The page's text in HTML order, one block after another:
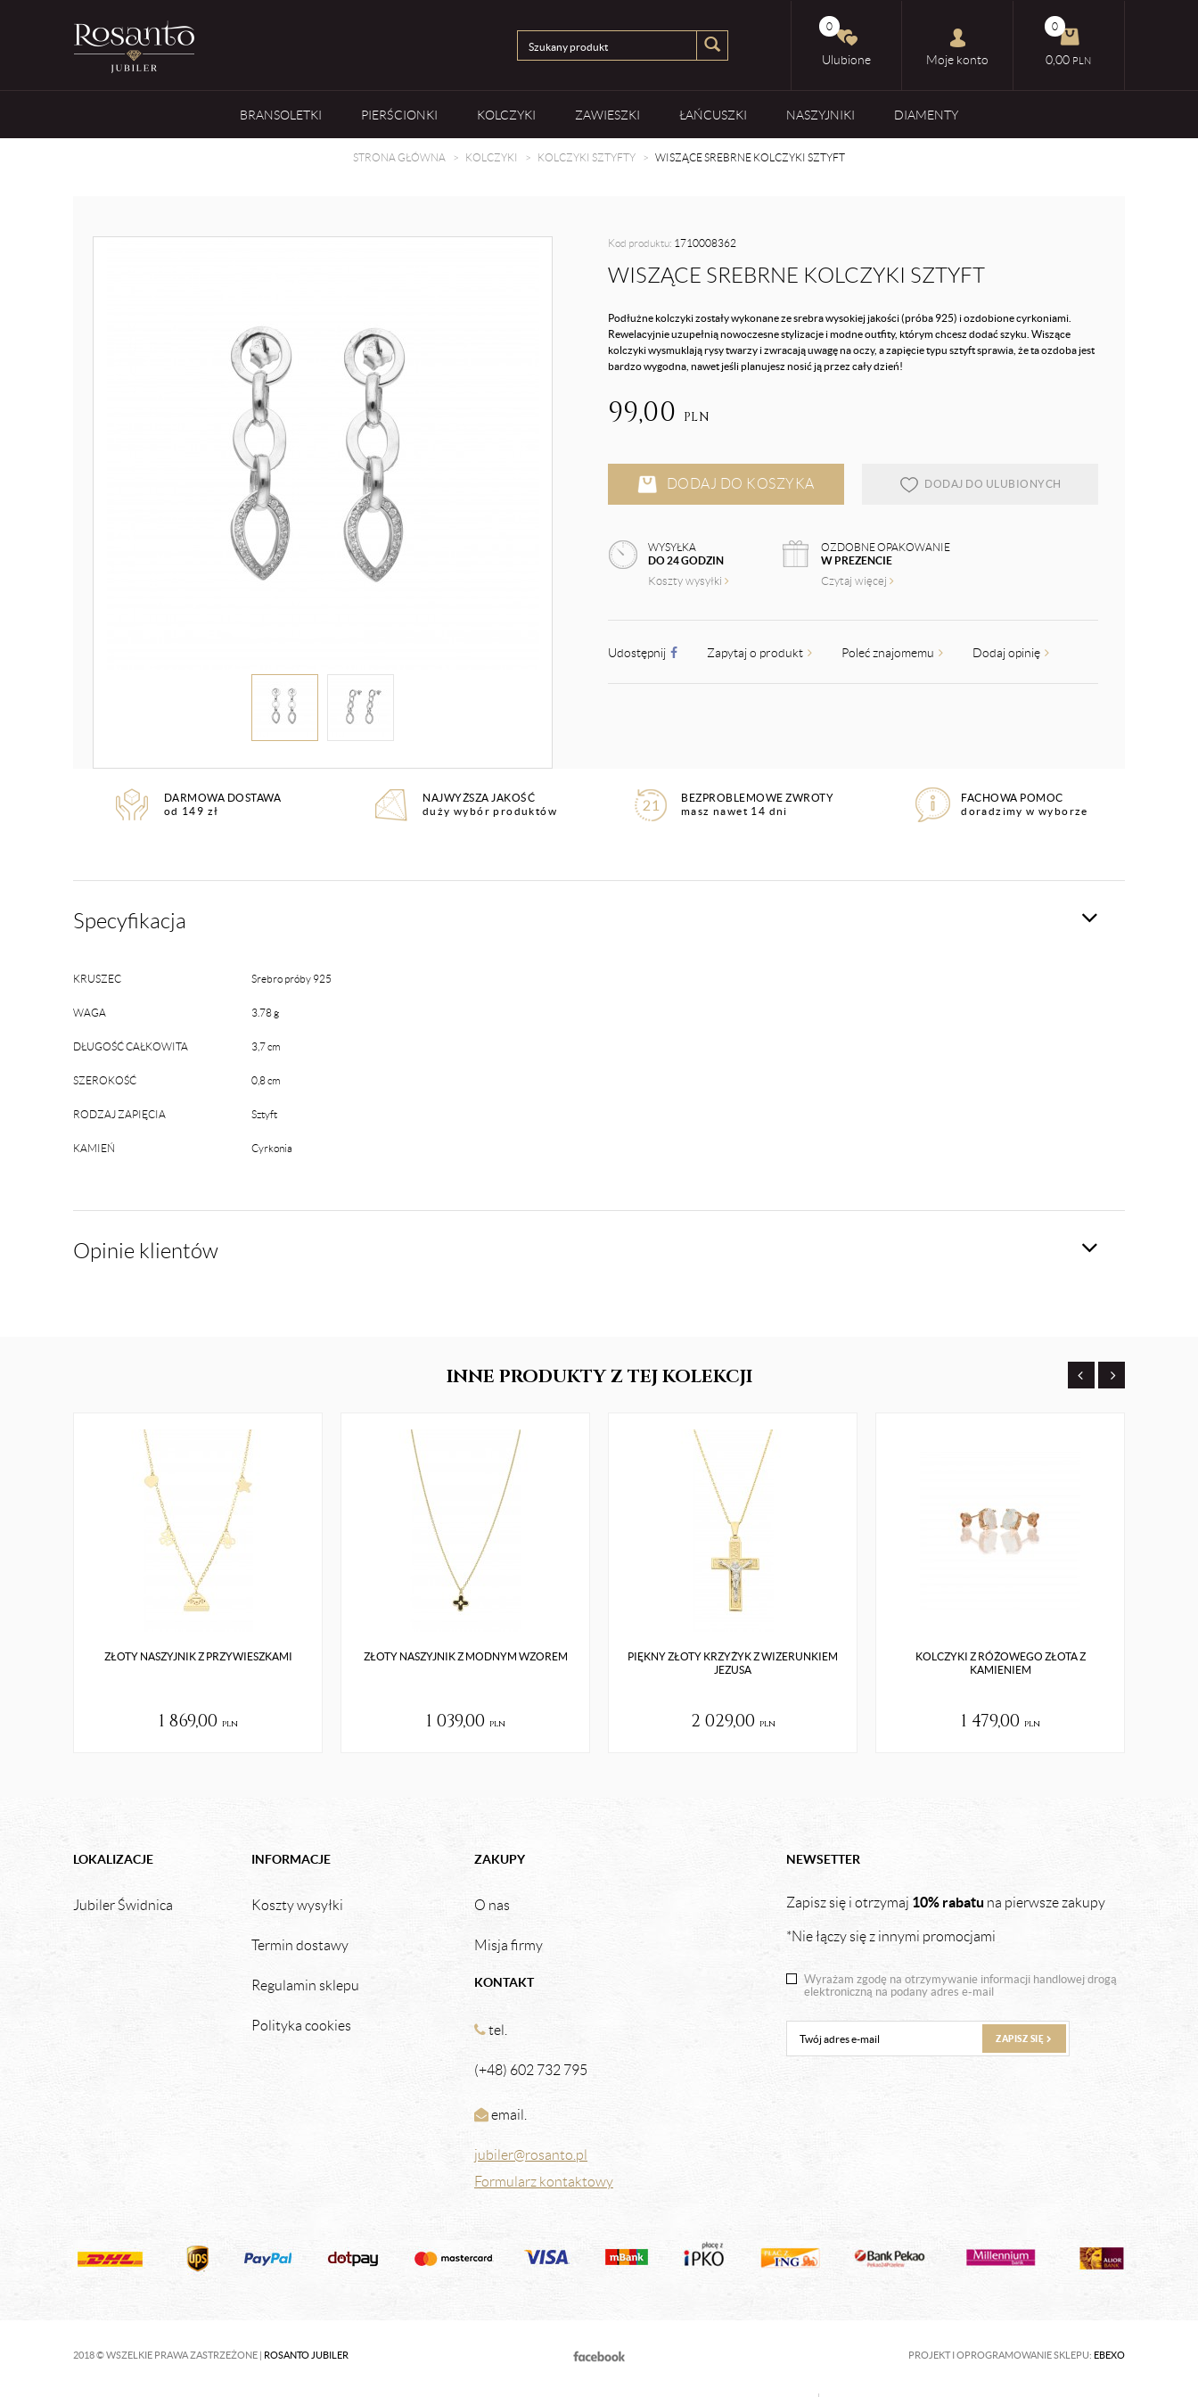
0
Ulubione Moje konto
0
0,00 PLN
BRANSOLETKI PIERŚCIONKI KOLCZYKI ZAWIESZKI ŁAŃCUSZKI NASZYJNIKI DIAMENTY
STRONA GŁÓWNA KOLCZYKI KOLCZYKI SZTYFTY WISZĄCE SREBRNE KOLCZYKI SZTYFT
Kod produktu: 1710008362
WISZĄCE SREBRNE KOLCZYKI SZTYFT
Podłużne kolczyki zostały wykonane ze srebra wysokiej jakości (próba 925) i ozdobione cyrkoniami.
Rewelacyjnie uzupełnią nowoczesne stylizacje i modne outfity, którym chcesz dodać szyku. Wiszące
kolczyki wysmuklają rysy twarzy i zwracają uwagę na oczy, a zapięcie typu sztyft sprawia, że ta ozdoba jest
bardzo wygodna, nawet jeśli planujesz nosić ją przez cały dzień!
99,00 PLN
DODAJ DO KOSZYKA DODAJ DO ULUBIONYCH
WYSYŁKA
DO 24 GODZIN
Koszty wysyłki
OZDOBNE OPAKOWANIE
W PREZENCIE
Czytaj więcej
Udostępnij Zapytaj o produkt Poleć znajomemu Dodaj opinię
DARMOWA DOSTAWA
od 149 zł
NAJWYŻSZA JAKOŚĆ
duży wybór produktów
BEZPROBLEMOWE ZWROTY
masz nawet 14 dni
FACHOWA POMOC
doradzimy w wyborze
Specyfikacja
KRUSZEC Srebro próby 925
WAGA 3.78 g
DŁUGOŚĆ CAŁKOWITA 3,7 cm
SZEROKOŚĆ 0,8 cm
RODZAJ ZAPIĘCIA Sztyft
KAMIEŃ Cyrkonia
Opinie klientów
INNE PRODUKTYZ TEJ KOLEKCJI
ZŁOTY NASZYJNIK Z PRZYWIESZKAMI
1 869,00 pln
ZŁOTY NASZYJNIK Z MODNYM WZOREM
1 039,00 pln
PIĘKNY ZŁOTY KRZYŻYK Z WIZERUNKIEM
JEZUSA
2 029,00 pln
KOLCZYKI Z RÓŻOWEGO ZŁOTA Z
KAMIENIEM
1 479,00 pln
NEWSETTER
Zapisz się i otrzymaj 10% rabatu na pierwsze zakupy
*Nie łączy się z innymi promocjami
Wyrażam zgodę na otrzymywanie informacji handlowej drogą
elektroniczną na podany adres e-mail
ZAPISZ SIĘ
LOKALIZACJE
Jubiler Świdnica
INFORMACJE
Koszty wysyłki
Termin dostawy
Regulamin sklepu
Polityka cookies
ZAKUPY
O nas
Misja firmy
KONTAKT
tel.
(+48) 602 732 795
email.
jubiler@rosanto.pl
Formularz kontaktowy
2018 © WSZELKIE PRAWA ZASTRZEŻONE | ROSANTO JUBILER PROJEKT I OPROGRAMOWANIE SKLEPU: EBEXO